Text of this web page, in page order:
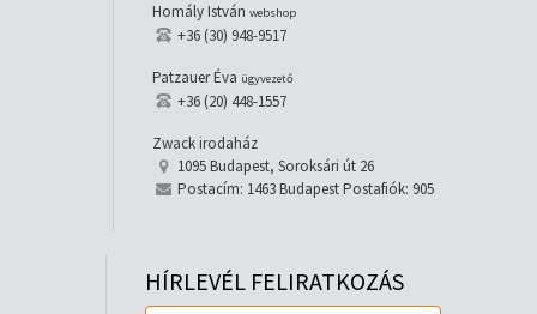
Homály István webshop
+36 (30) 948-9517
Patzauer Éva ügyvezető
+36 (20) 448-1557
Zwack irodaház
1095 Budapest, Soroksári út 26
Postacím: 1463 Budapest Postafiók: 905
HÍRLEVÉL FELIRATKOZÁS